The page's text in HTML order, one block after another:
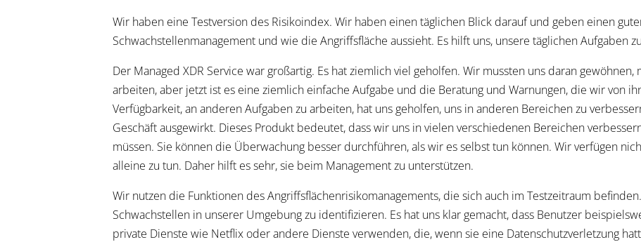
Wir haben eine Testversion des Risikoindex. Wir haben einen täglichen Blick darauf und geben einen
Schwachstellenmanagement und wie die Angriffsfläche aussieht. Es hilft uns, unsere täglichen Aufgaben
Der Managed XDR Service war großartig. Es hat ziemlich viel geholfen. Wir mussten uns daran
arbeiten, aber jetzt ist es eine ziemlich einfache Aufgabe und die Beratung und Warnungen, die wir von
Verfügbarkeit, an anderen Aufgaben zu arbeiten, hat uns geholfen, uns in anderen Bereichen zu
Geschäft ausgewirkt. Dieses Produkt bedeutet, dass wir uns in vielen verschiedenen Bereichen
müssen. Sie können die Überwachung besser durchführen, als wir es selbst tun können. Wir verfügen
alleine zu tun. Daher hilft es sehr, sie beim Management zu unterstützen.
Wir nutzen die Funktionen des Angriffsflächenrisikomanagements, die sich auch im Testzeitraum
Schwachstellen in unserer Umgebung zu identifizieren. Es hat uns klar gemacht, dass Benutzer
private Dienste wie Netflix oder andere Dienste verwenden, die, wenn sie eine Datenschutzverletzung